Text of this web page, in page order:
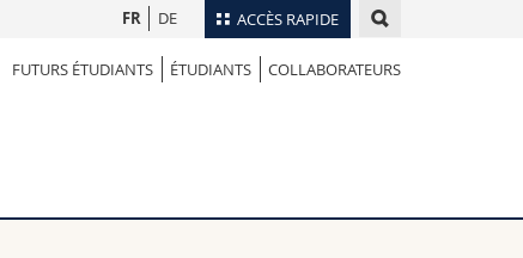
ACCÈS RAPIDE
Annuaire du personnel
Programme des cours
FR DE
FUTURS ÉTUDIANTS ÉTUDIANTS COLLABORATEURS